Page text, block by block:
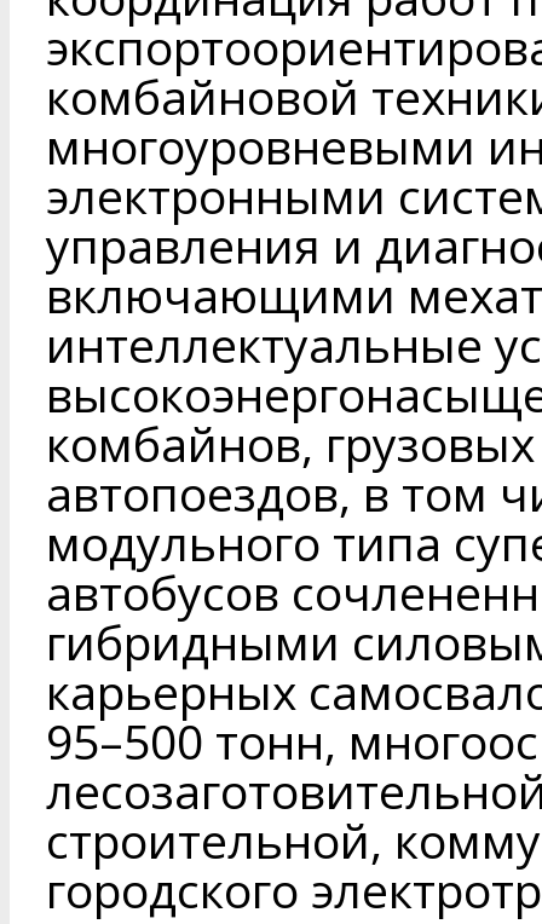
комбайновой
многоуровневыми
электронными
управления и
включающими
интеллектуальные
комбайнов,
автопоездов, в том
модульного типа
автобусов
гибридными
карьерных
95–500 тонн,
строительной,
городского